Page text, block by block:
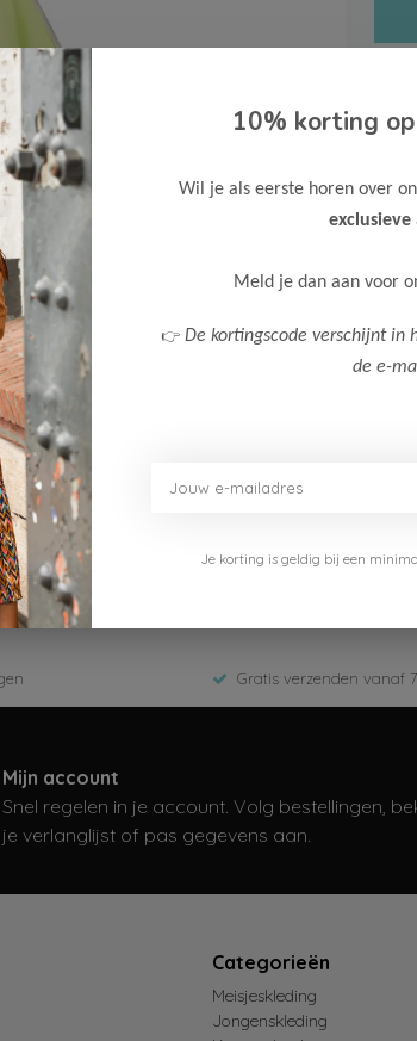
Bellaire
Gratis verzenden vanaf
Mijn account
Snel regelen in je account. Volg bestellingen,
je verlanglijst of pas gegevens aan.
Categorieën
Meisjeskleding
Jongenskleding
10% korting
Wil je als eerste horen over
exclusieve
Meld je dan aan voor
👉 De kortingscode verschijnt in
de e-
Je korting is geldig bij een